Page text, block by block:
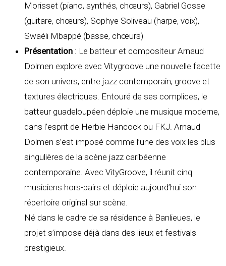
Morisset (piano, synthés, chœurs), Gabriel Gosse
(guitare, chœurs), Sophye Soliveau (harpe, voix),
Swaéli Mbappé (basse, chœurs)
Présentation : Le batteur et compositeur Arnaud
Dolmen explore avec Vitygroove une nouvelle facette
de son univers, entre jazz contemporain, groove et
textures électriques. Entouré de ses complices, le
batteur guadeloupéen déploie une musique moderne,
dans l’esprit de Herbie Hancock ou FKJ. Arnaud
Dolmen s’est imposé comme l’une des voix les plus
singulières de la scène jazz caribéenne
contemporaine. Avec VityGroove, il réunit cinq
musiciens hors-pairs et déploie aujourd’hui son
répertoire original sur scène.
Né dans le cadre de sa résidence à Banlieues, le
projet s’impose déjà dans des lieux et festivals
prestigieux.